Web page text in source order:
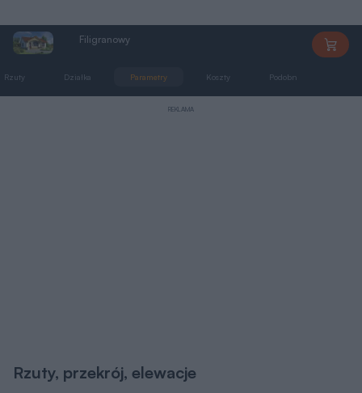
Filigranowy
Rzuty Działka Parametry Koszty Podobne
REKLAMA
Rzuty, przekrój, elewacje